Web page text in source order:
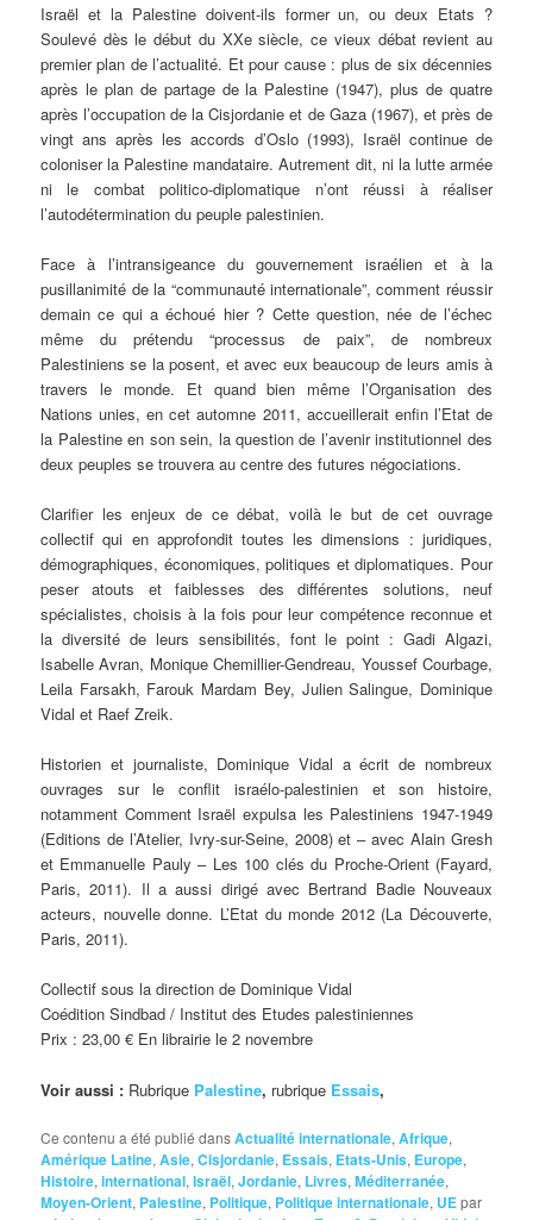
Israël et la Palestine doivent-ils former un, ou deux Etats ?
Soulevé dès le début du XXe siècle, ce vieux débat revient au
premier plan de l’actualité. Et pour cause : plus de six décennies
après le plan de partage de la Palestine (1947), plus de quatre
après l’occupation de la Cisjordanie et de Gaza (1967), et près de
vingt ans après les accords d’Oslo (1993), Israël continue de
coloniser la Palestine mandataire. Autrement dit, ni la lutte armée
ni le combat politico-diplomatique n’ont réussi à réaliser
l’autodétermination du peuple palestinien.
Face à l’intransigeance du gouvernement israélien et à la
pusillanimité de la “communauté internationale”, comment réussir
demain ce qui a échoué hier ? Cette question, née de l’échec
même du prétendu “processus de paix”, de nombreux
Palestiniens se la posent, et avec eux beaucoup de leurs amis à
travers le monde. Et quand bien même l’Organisation des
Nations unies, en cet automne 2011, accueillerait enfin l’Etat de
la Palestine en son sein, la question de l’avenir institutionnel des
deux peuples se trouvera au centre des futures négociations.
Clarifier les enjeux de ce débat, voilà le but de cet ouvrage
collectif qui en approfondit toutes les dimensions : juridiques,
démographiques, économiques, politiques et diplomatiques. Pour
peser atouts et faiblesses des différentes solutions, neuf
spécialistes, choisis à la fois pour leur compétence reconnue et
la diversité de leurs sensibilités, font le point : Gadi Algazi,
Isabelle Avran, Monique Chemillier-Gendreau, Youssef Courbage,
Leila Farsakh, Farouk Mardam Bey, Julien Salingue, Dominique
Vidal et Raef Zreik.
Historien et journaliste, Dominique Vidal a écrit de nombreux
ouvrages sur le conflit israélo-palestinien et son histoire,
notamment Comment Israël expulsa les Palestiniens 1947-1949
(Editions de l’Atelier, Ivry-sur-Seine, 2008) et – avec Alain Gresh
et Emmanuelle Pauly – Les 100 clés du Proche-Orient (Fayard,
Paris, 2011). Il a aussi dirigé avec Bertrand Badie Nouveaux
acteurs, nouvelle donne. L’Etat du monde 2012 (La Découverte,
Paris, 2011).
Collectif sous la direction de Dominique Vidal
Coédition Sindbad / Institut des Etudes palestiniennes
Prix : 23,00 € En librairie le 2 novembre
Voir aussi : Rubrique Palestine, rubrique Essais,
Ce contenu a été publié dansActualité internationale,Afrique,
Amérique Latine,Asie,Cisjordanie, Essais, Etats-Unis, Europe,
Histoire,international,Israël,Jordanie, Livres,Méditerranée,
Moyen-Orient, Palestine, Politique, Politique internationale, UEpar